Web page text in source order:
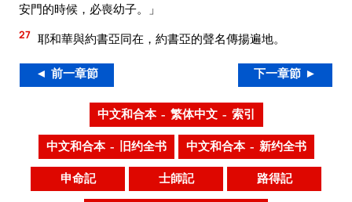
安門的時候，必喪幼子。」
27 耶和華與約書亞同在，約書亞的聲名傳揚遍地。
◄ 前一章節 下一章節 ►
中文和合本 – 繁体中文 – 索引
中文和合本 – 旧约全书 中文和合本 – 新约全书
申命記 士師記 路得記